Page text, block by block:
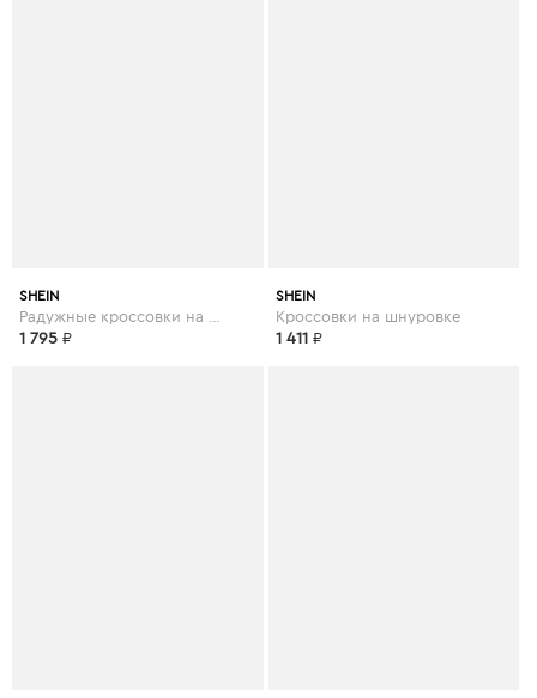
SHEIN
1 795 ₽
SHEIN
Кроссовки на шнуровке
1 411 ₽